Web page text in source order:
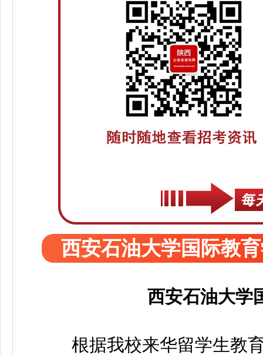
西安石油大学国际教
西安石油大学
根据我校来华留学生教育